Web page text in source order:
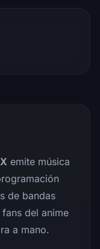
emite música
de bandas
del anime
a mano.